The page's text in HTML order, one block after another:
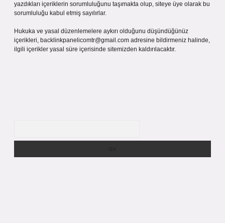
yazdıkları içeriklerin sorumluluğunu taşımakta olup, siteye üye olarak bu
sorumluluğu kabul etmiş sayılırlar.
Hukuka ve yasal düzenlemelere aykırı olduğunu düşündüğünüz
içerikleri, backlinkpanelicomtr@gmail.com adresine bildirmeniz halinde,
ilgili içerikler yasal süre içerisinde sitemizden kaldırılacaktır.